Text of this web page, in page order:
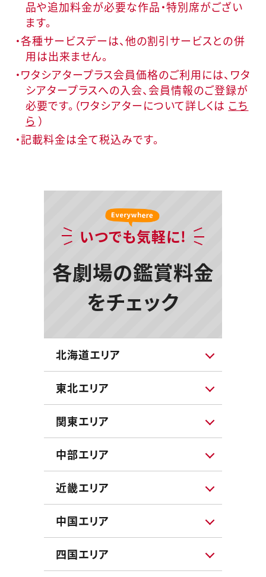
品や追加料金が必要な作品・特別席がござい
ます。
・各種サービスデーは、他の割引サービスとの併
用は出来ません。
・ワタシアタープラス会員価格のご利用には、ワタ
シアタープラスへの入会、会員情報のご登録が
必要です。（ワタシアターについて詳しくは こち
ら ）
・記載料金は全て税込みです。
いつでも気軽に!
各劇場の鑑賞料金
をチェック
北海道エリア
東北エリア
関東エリア
中部エリア
近畿エリア
中国エリア
四国エリア